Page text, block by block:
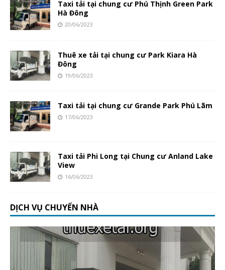
Taxi tải tại chung cư Phú Thịnh Green Park
Hà Đông
20/06/2023
Thuê xe tải tại chung cư Park Kiara Hà
Đông
19/06/2023
Taxi tải tại chung cư Grande Park Phú Lãm
17/06/2023
Taxi tải Phi Long tại Chung cư Anland Lake
View
16/06/2023
DỊCH VỤ CHUYỂN NHÀ